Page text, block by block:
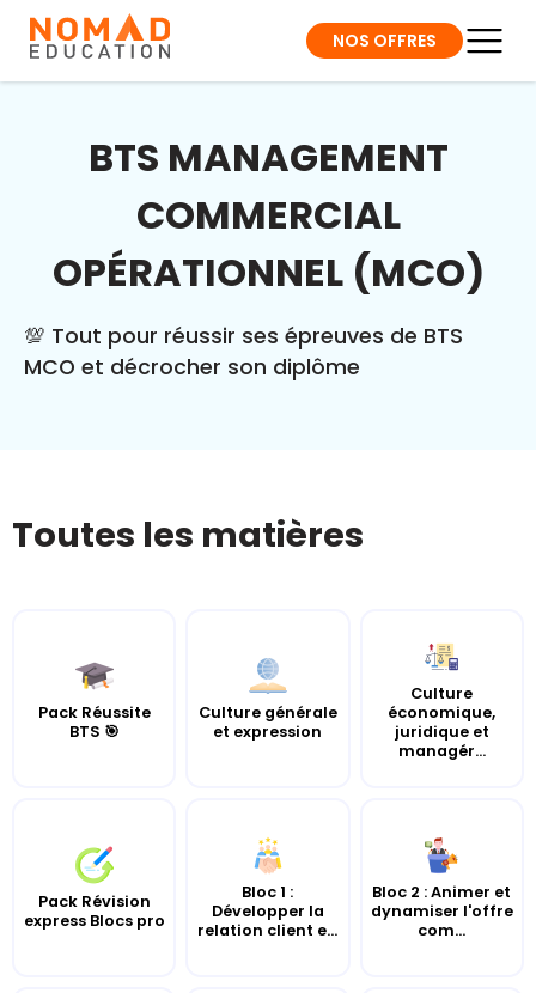
NOS OFFRES
BTS MANAGEMENT
COMMERCIAL
OPÉRATIONNEL (MCO)
💯 Tout pour réussir ses épreuves de BTS
MCO et décrocher son diplôme
Toutes les matières
Pack Réussite
BTS 🎯
Culture générale
et expression
Culture
économique,
juridique et
managér...
Pack Révision
express Blocs pro
Bloc 1 :
Développer la
relation client e...
Bloc 2 : Animer et
dynamiser l'offre
com...